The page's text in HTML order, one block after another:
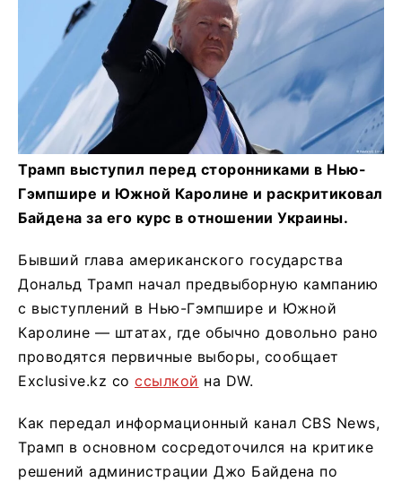
Трамп выступил перед сторонниками в Нью-
Гэмпшире и Южной Каролине и раскритиковал
Байдена за его курс в отношении Украины.
Бывший глава американского государства
Дональд Трамп начал предвыборную кампанию
с выступлений в Нью-Гэмпшире и Южной
Каролине — штатах, где обычно довольно рано
проводятся первичные выборы, сообщает
Exclusive.kz со ссылкой на DW.
Как передал информационный канал CBS News,
Трамп в основном сосредоточился на критике
решений администрации Джо Байдена по